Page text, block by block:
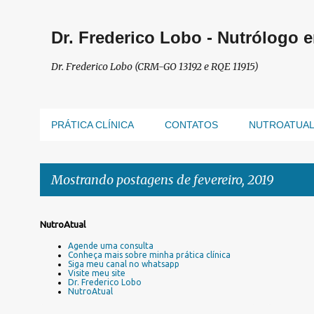
Dr. Frederico Lobo - Nutrólogo
Dr. Frederico Lobo (CRM-GO 13192 e RQE 11915)
PRÁTICA CLÍNICA CONTATOS NUTROATUAL
Mostrando postagens de fevereiro, 2019
P
NutroAtual
Agende uma consulta
Conheça mais sobre minha prática clínica
Siga meu canal no whatsapp
Visite meu site
Dr. Frederico Lobo
NutroAtual